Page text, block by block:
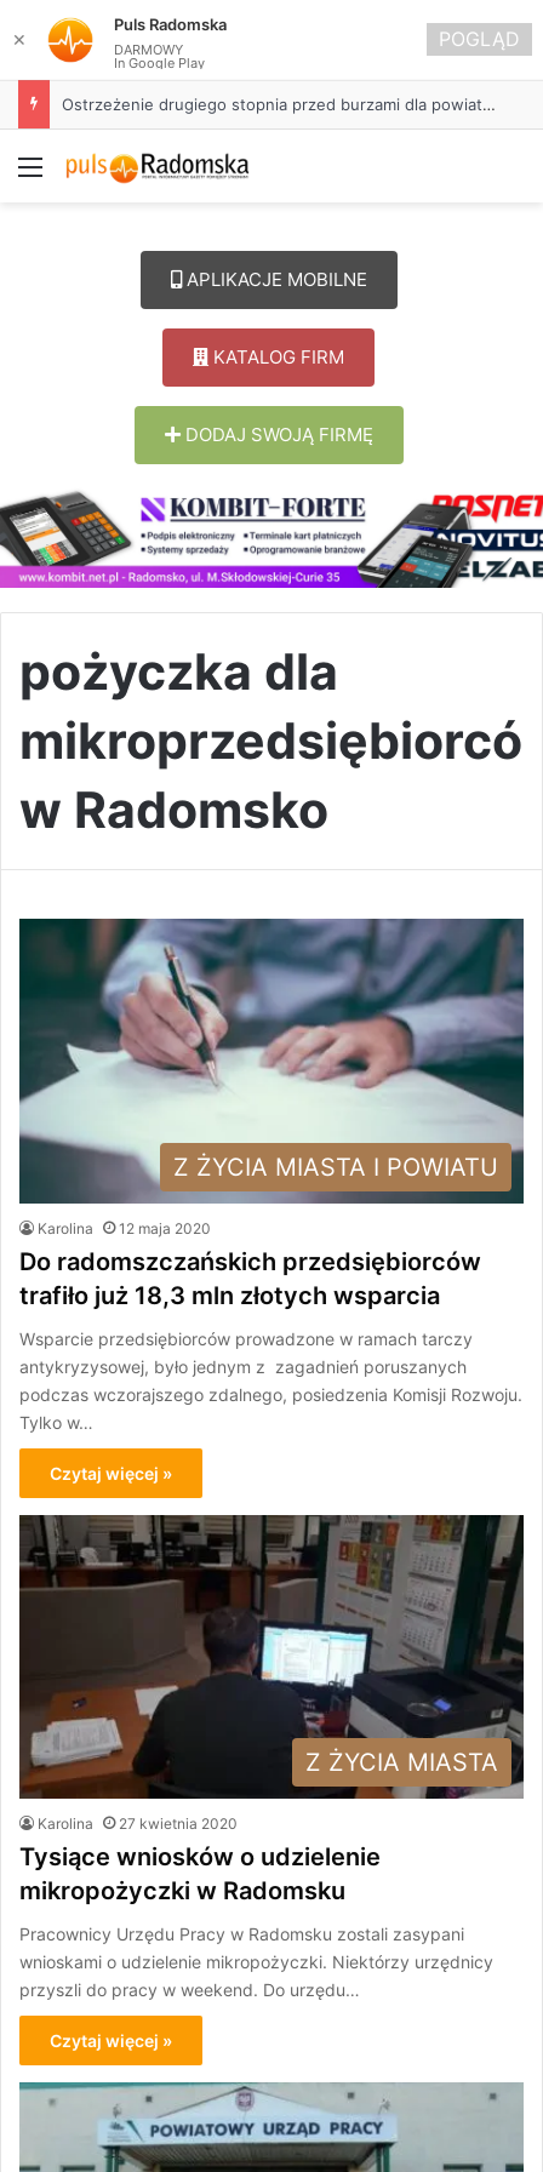
Ostrzeżenie drugiego stopnia przed burzami dla powiatu radomszczańskiego
Menu
APLIKACJE MOBILNE
KATALOG FIRM
DODAJ SWOJĄ FIRMĘ
pożyczka dla
mikroprzedsiębiorcó
w Radomsko
Z ŻYCIA MIASTA I POWIATU
Karolina 12 maja 2020
Do radomszczańskich przedsiębiorców
trafiło już 18,3 mln złotych wsparcia
Wsparcie przedsiębiorców prowadzone w ramach tarczy
antykryzysowej, było jednym z zagadnień poruszanych
podczas wczorajszego zdalnego, posiedzenia Komisji Rozwoju.
Tylko w…
Czytaj więcej »
Z ŻYCIA MIASTA
Karolina 27 kwietnia 2020
Tysiące wniosków o udzielenie
mikropożyczki w Radomsku
Pracownicy Urzędu Pracy w Radomsku zostali zasypani
wnioskami o udzielenie mikropożyczki. Niektórzy urzędnicy
przyszli do pracy w weekend. Do urzędu…
Czytaj więcej »
✕
Puls Radomska
DARMOWY
In Google Play
POGLĄD